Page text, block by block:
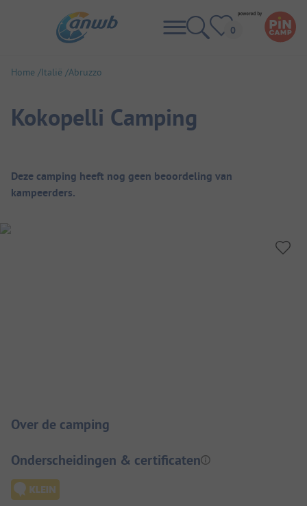
Home Italië Abruzzo
Kokopelli Camping
Camping overzicht
Deze camping heeft nog geen beoordeling van
kampeerders.
Over de camping
Onderscheidingen & certificaten